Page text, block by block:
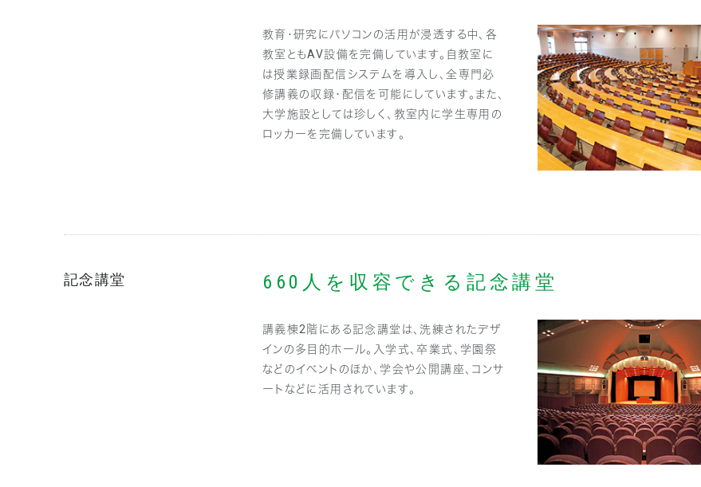
教育・研究にパソコンの活用が浸透する中、各
教室ともAV設備を完備しています。自教室に
は授業録画配信システムを導入し、全専門必
修講義の収録・配信を可能にしています。また、
大学施設としては珍しく、教室内に学生専用の
ロッカーを完備しています。
記念講堂 660人を収容できる記念講堂
講義棟2階にある記念講堂は、洗練されたデザ
インの多目的ホール。入学式、卒業式、学園祭
などのイベントのほか、学会や公開講座、コンサ
ートなどに活用されています。